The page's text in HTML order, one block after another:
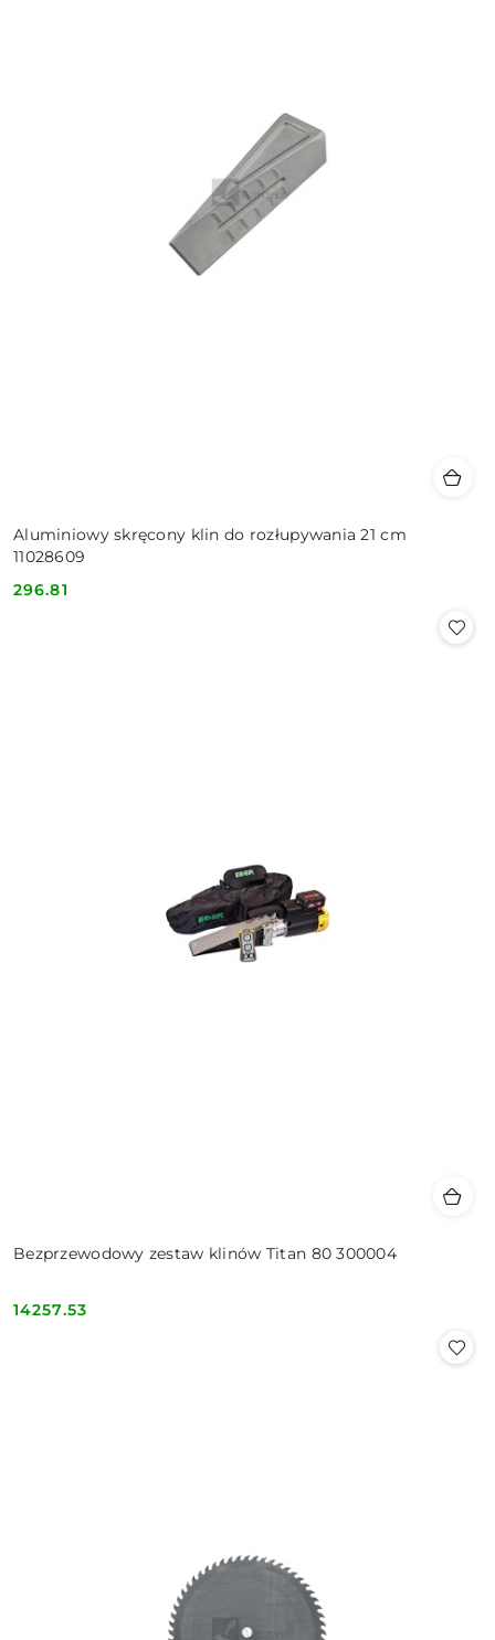
Aluminiowy skręcony klin do rozłupywania 21 cm
11028609
Cena:
296.81
Bezprzewodowy zestaw klinów Titan 80 300004
Cena:
14257.53